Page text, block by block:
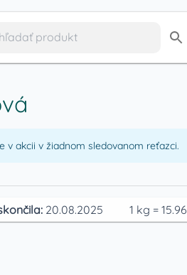
v akcii v žiadnom sledovanom reťazci.
20.08.2025 1 kg = 15.96